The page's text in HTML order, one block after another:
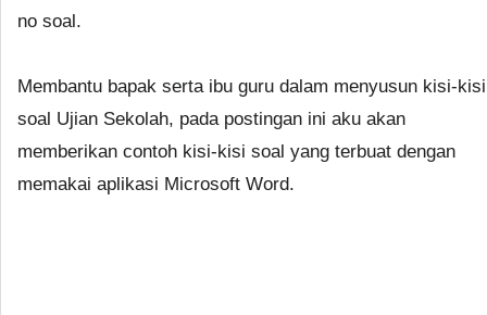
no soal.
Membantu bapak serta ibu guru dalam menyusun kisi-kisi
soal Ujian Sekolah, pada postingan ini aku akan
memberikan contoh kisi-kisi soal yang terbuat dengan
memakai aplikasi Microsoft Word.